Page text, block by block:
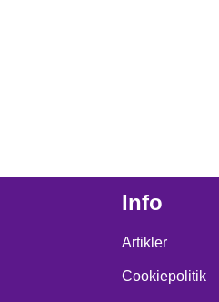
Info
Artikler
Cookiepolitik